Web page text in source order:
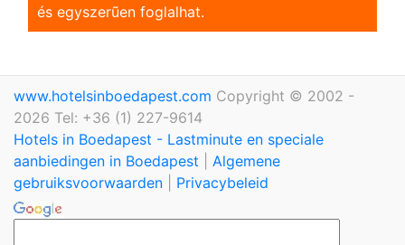
és egyszerũen foglalhat.
www.hotelsinboedapest.com Copyright © 2002 -
2026 Tel: +36 (1) 227-9614
Hotels in Boedapest - Lastminute en speciale
aanbiedingen in Boedapest
Algemene
gebruiksvoorwaarden
Privacybeleid